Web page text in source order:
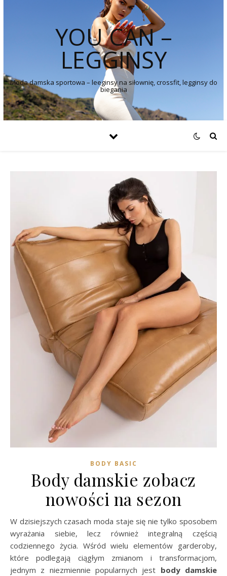
YOU CAN –
LEGGINSY
Moda damska sportowa – leeginsy na siłownię, crossfit, legginsy do
biegania
BODY BASIC
Body damskie zobacz
nowości na sezon
W dzisiejszych czasach moda staje się nie tylko sposobem
wyrażania siebie, lecz również integralną częścią
codziennego życia. Wśród wielu elementów garderoby,
które podlegają ciągłym zmianom i transformacjom,
jednym z niezmiennie popularnych jest body damskie